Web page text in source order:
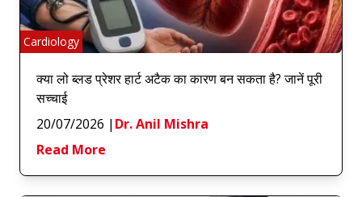
Cardiology
क्या लो ब्लड प्रेशर हार्ट अटैक का कारण बन सकता है? जानें पूरी
सच्चाई
20/07/2026 | Dr. Anil Mishra
Read More